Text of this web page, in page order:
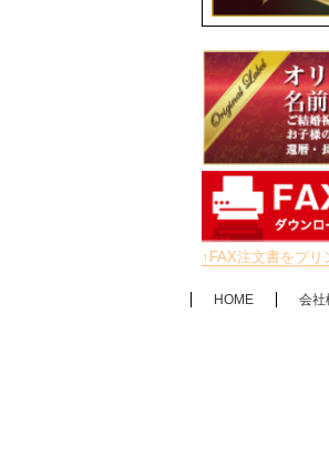
↑FAX注文書をプ
HOME 会社